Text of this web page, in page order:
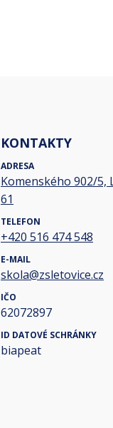
KONTAKTY
ADRESA
Komenského 902/5,
61
TELEFON
+420 516 474 548
E-MAIL
skola@zsletovice.cz
IČO
62072897
ID DATOVÉ SCHRÁNKY
biapeat